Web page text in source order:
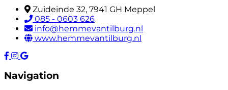
Zuideinde 32, 7941 GH Meppel
085 - 0603 626
info@hemmevantilburg.nl
www.hemmevantilburg.nl
Navigation